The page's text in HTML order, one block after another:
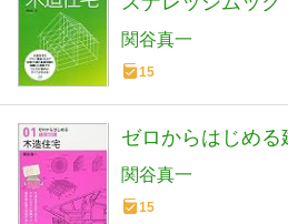
建築シリーズ 1)
関谷真一
15
ゼロからはじめ
関谷真一
15